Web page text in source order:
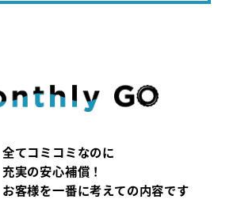
全てコミコミなのに
充実の安心補償！
お客様を一番に考えての内容です